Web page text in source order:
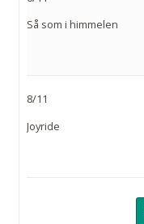
Så som i himmelen
8/11
Joyride